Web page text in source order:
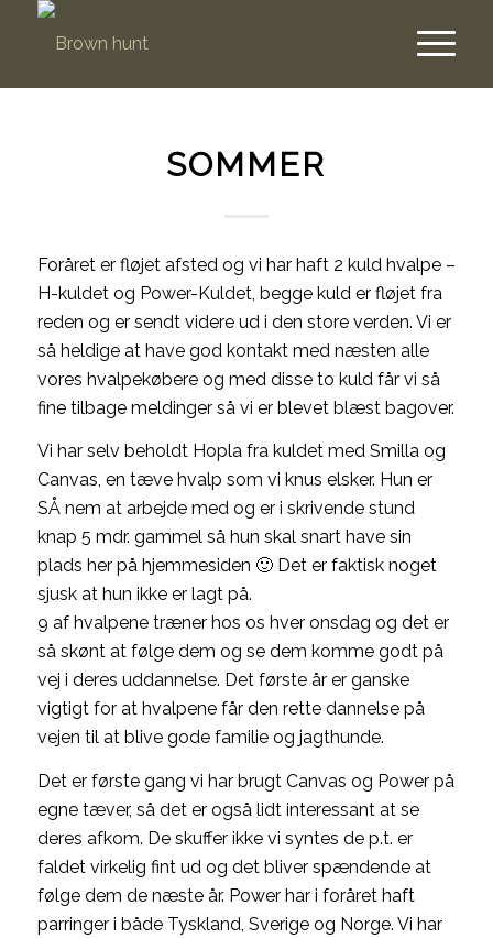
SOMMER
Foråret er fløjet afsted og vi har haft 2 kuld hvalpe –
H-kuldet og Power-Kuldet, begge kuld er fløjet fra
reden og er sendt videre ud i den store verden. Vi er
så heldige at have god kontakt med næsten alle
vores hvalpekøbere og med disse to kuld får vi så
fine tilbage meldinger så vi er blevet blæst bagover.
Vi har selv beholdt Hopla fra kuldet med Smilla og
Canvas, en tæve hvalp som vi knus elsker. Hun er
SÅ nem at arbejde med og er i skrivende stund
knap 5 mdr. gammel så hun skal snart have sin
plads her på hjemmesiden 🙂 Det er faktisk noget
sjusk at hun ikke er lagt på.
9 af hvalpene træner hos os hver onsdag og det er
så skønt at følge dem og se dem komme godt på
vej i deres uddannelse. Det første år er ganske
vigtigt for at hvalpene får den rette dannelse på
vejen til at blive gode familie og jagthunde.
Det er første gang vi har brugt Canvas og Power på
egne tæver, så det er også lidt interessant at se
deres afkom. De skuffer ikke vi syntes de p.t. er
faldet virkelig fint ud og det bliver spændende at
følge dem de næste år. Power har i foråret haft
parringer i både Tyskland, Sverige og Norge. Vi har